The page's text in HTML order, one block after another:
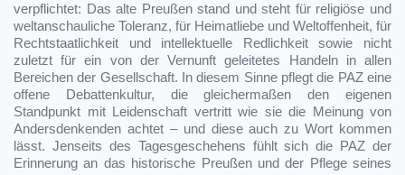
verpflichtet: Das alte Preußen stand und steht für religiöse und
weltanschauliche Toleranz, für Heimatliebe und Weltoffenheit, für
Rechtstaatlichkeit und intellektuelle Redlichkeit sowie nicht
zuletzt für ein von der Vernunft geleitetes Handeln in allen
Bereichen der Gesellschaft. In diesem Sinne pflegt die PAZ eine
offene Debattenkultur, die gleichermaßen den eigenen
Standpunkt mit Leidenschaft vertritt wie sie die Meinung von
Andersdenkenden achtet – und diese auch zu Wort kommen
lässt. Jenseits des Tagesgeschehens fühlt sich die PAZ der
Erinnerung an das historische Preußen und der Pflege seines